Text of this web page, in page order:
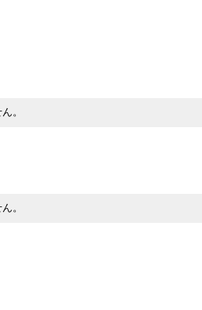
。
。